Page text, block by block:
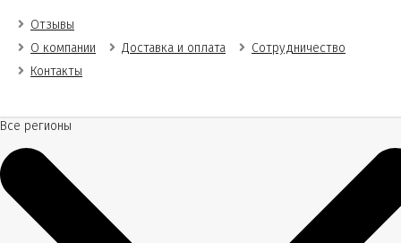
Отзывы
О компании
Доставка и оплата
Сотрудничество
Контакты
Все регионы